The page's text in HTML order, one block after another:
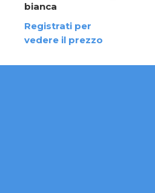
bianca
Registrati per
vedere il prezzo